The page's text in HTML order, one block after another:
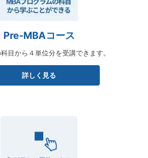
Pre-MBAコース
目から４単位分を受講できます。
詳しく見る